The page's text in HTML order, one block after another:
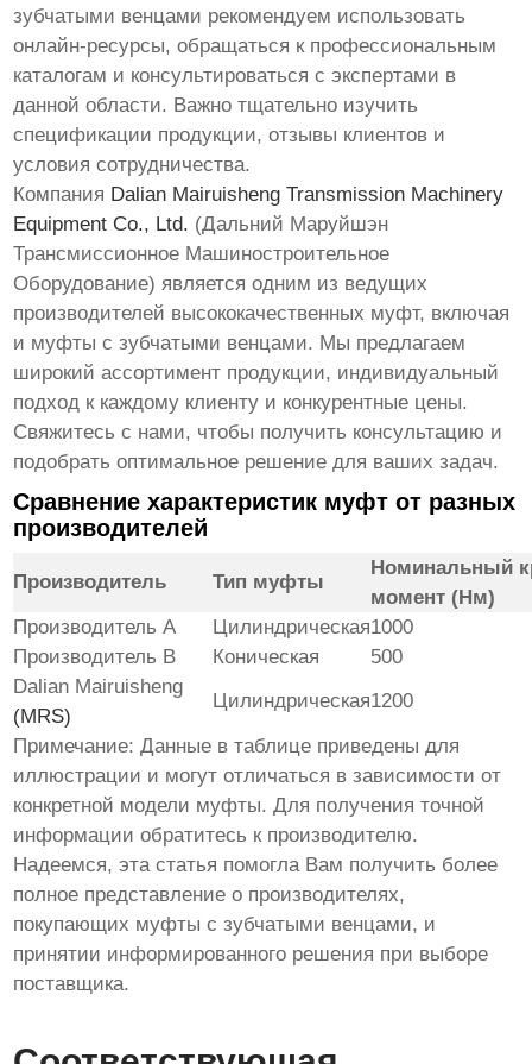
зубчатыми венцами рекомендуем использовать
онлайн-ресурсы, обращаться к профессиональным
каталогам и консультироваться с экспертами в
данной области. Важно тщательно изучить
спецификации продукции, отзывы клиентов и
условия сотрудничества.
Компания Dalian Mairuisheng Transmission Machinery
Equipment Co., Ltd. (Дальний Маруйшэн
Трансмиссионное Машиностроительное
Оборудование) является одним из ведущих
производителей высококачественных муфт, включая
и муфты с зубчатыми венцами. Мы предлагаем
широкий ассортимент продукции, индивидуальный
подход к каждому клиенту и конкурентные цены.
Свяжитесь с нами, чтобы получить консультацию и
подобрать оптимальное решение для ваших задач.
Сравнение характеристик муфт от разных
производителей
Производитель Тип муфты
Номинальный
момент (Нм)
Производитель A
Цилиндрическая1000
Производитель B
Коническая
500
Dalian Mairuisheng
(MRS)
Цилиндрическая1200
Примечание: Данные в таблице приведены для
иллюстрации и могут отличаться в зависимости от
конкретной модели муфты. Для получения точной
информации обратитесь к производителю.
Надеемся, эта статья помогла Вам получить более
полное представление о производителях,
покупающих муфты с зубчатыми венцами, и
принятии информированного решения при выборе
поставщика.